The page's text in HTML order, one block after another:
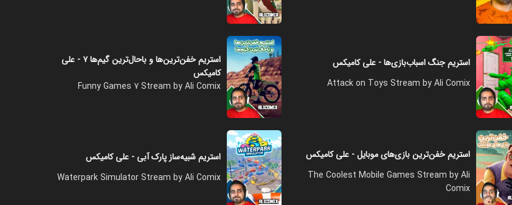
استریم جنگ اسباب‌بازی‌ها - علی کامیکس
Attack on Toys Stream by Ali Comix
استریم خفن‌ترین‌ها و باحال‌ترین گیم‌ها ۷ - علی
کامیکس
Funny Games 7 Stream by Ali Comix
استریم خفن‌ترین بازی‌های موبایل - علی کامیکس
The Coolest Mobile Games Stream by Ali
Comix
استریم شبیه‌ساز پارک آبی - علی کامیکس
Waterpark Simulator Stream by Ali Comix